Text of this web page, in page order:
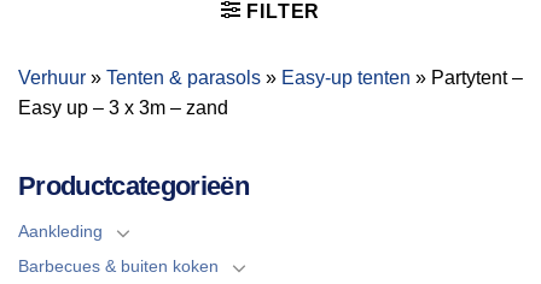
FILTER
Verhuur » Tenten & parasols » Easy-up tenten » Partytent –
Easy up – 3 x 3m – zand
Productcategorieën
Aankleding
Barbecues & buiten koken